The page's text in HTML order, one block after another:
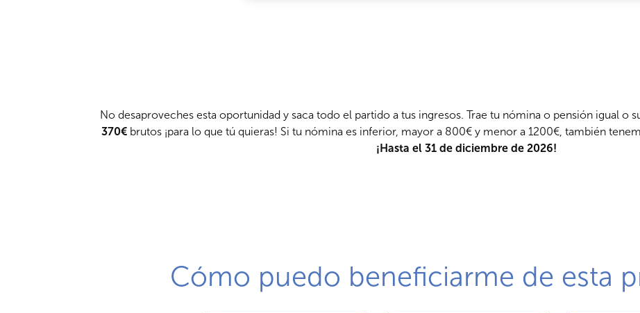
No desaproveches esta oportunidad y saca todo el partido a tus ingresos. Trae tu nómina o pensión igual o
370€ brutos ¡para lo que tú quieras! Si tu nómina es inferior, mayor a 800€ y menor a 1200€, también
¡Hasta el 31 de diciembre de 2026!
Cómo puedo beneficiarme de esta